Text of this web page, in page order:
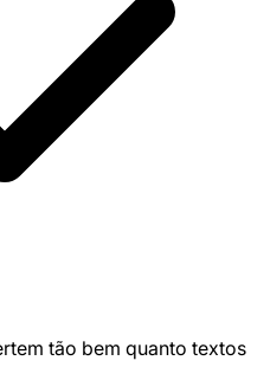
tão bem quanto textos